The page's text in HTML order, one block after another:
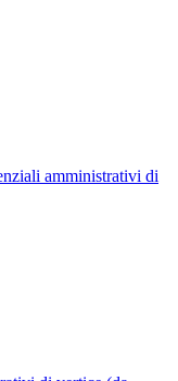
amministrativi di